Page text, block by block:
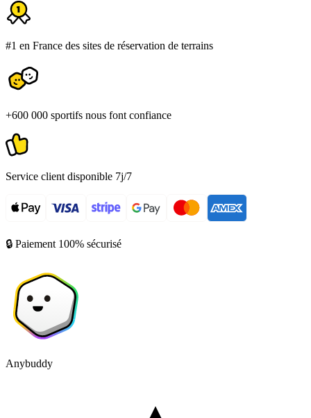
#1 en France des sites de réservation de terrains
+600 000 sportifs nous font confiance
Service client disponible 7j/7
🔒 Paiement 100% sécurisé
Anybuddy